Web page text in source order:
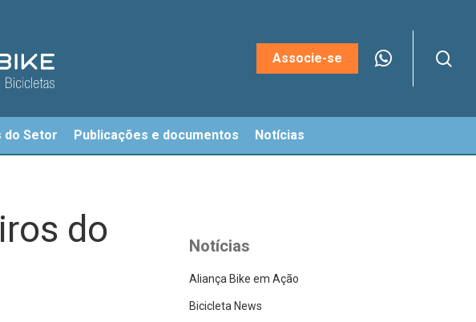
Associe-se
do Setor Publicações e documentos Notícias
do
Notícias
Aliança Bike em Ação
Bicicleta News